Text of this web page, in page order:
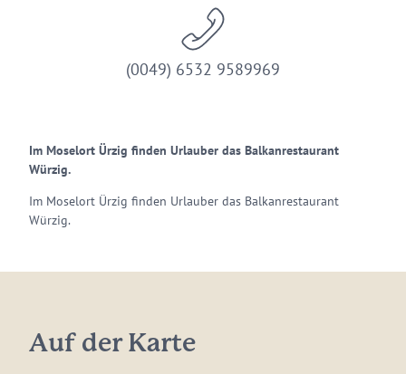
(0049) 6532 9589969
Im Moselort Ürzig finden Urlauber das Balkanrestaurant
Würzig.
Im Moselort Ürzig finden Urlauber das Balkanrestaurant
Würzig.
Auf der Karte